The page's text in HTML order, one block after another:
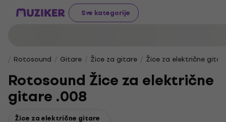
Sve kategorije
Rotosound Gitare Žice za gitare Žice za električne
Rotosound Žice za električne
gitare .008
Žice za električne gitare